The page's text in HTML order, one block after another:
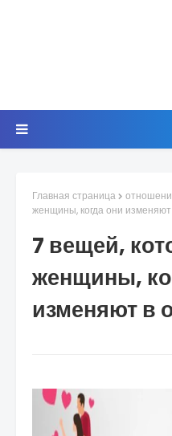
Главная страница
женщины, когда они
7 вещей,
женщины,
изменяют в